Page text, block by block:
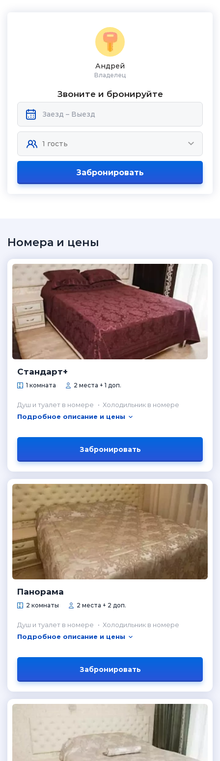
Андрей
Владелец
Звоните и бронируйте
Забронировать
Номера и цены
Стандарт+
1 комната 2 места + 1 доп.
Душ и туалет в номере
Холодильник в номере
Подробное описание и цены
Забронировать
Панорама
2 комнаты 2 места + 2 доп.
Душ и туалет в номере
Холодильник в номере
Подробное описание и цены
Забронировать